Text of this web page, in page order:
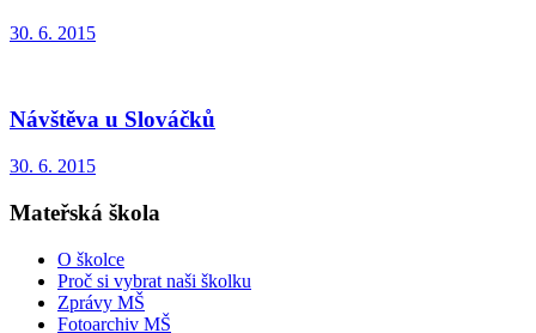
30. 6. 2015
Návštěva u Slováčků
30. 6. 2015
Mateřská škola
O školce
Proč si vybrat naši školku
Zprávy MŠ
Fotoarchiv MŠ